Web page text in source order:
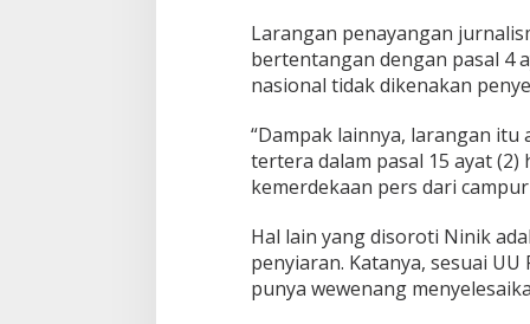
3
2
/
2
0
2
Larangan penayangan
bertentangan dengan pasal 4
nasional tidak dikenakan
“Dampak lainnya, larangan itu
tertera dalam pasal 15 ayat
kemerdekaan pers dari
Hal lain yang disoroti Ninik
penyiaran. Katanya, sesuai
punya wewenang